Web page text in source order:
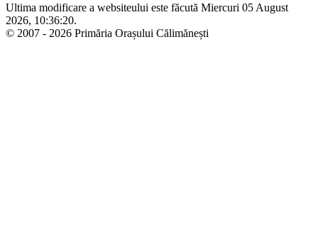
Ultima modificare a websiteului este făcută Miercuri 05 August
2026, 10:36:20.
© 2007 - 2026 Primăria Orașului Călimănești